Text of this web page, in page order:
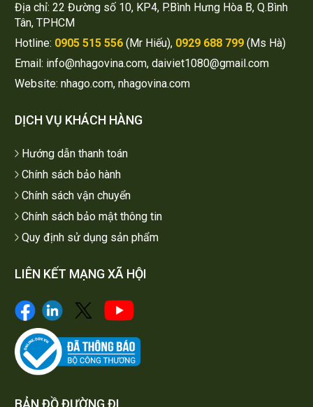
Địa chỉ: 22 Đường số 10, KP4, P.Bình Hưng Hòa B, Q.Bình
Tân, TPHCM
Hotline: 0905 515 556(Mr Hiếu), 0929 688 799(Ms Hà)
Email: info@nhagovina.com, daiviet1080@gmail.com
Website: nhago.com, nhagovina.com
DỊCH VỤ KHÁCH HÀNG
Hướng dẫn thanh toán
Chính sách bảo hành
Chính sách vận chuyển
Chính sách bảo mật thông tin
Quy định sử dụng sản phẩm
LIÊN KẾT MẠNG XÃ HỘI